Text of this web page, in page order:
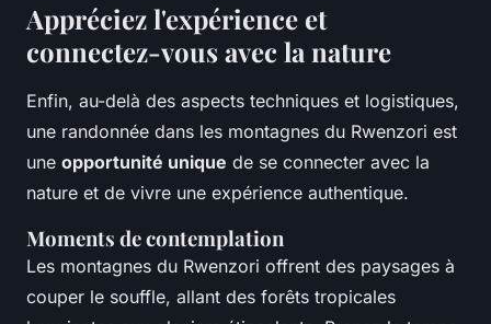
Appréciez l'expérience et
connectez-vous avec la nature
Enfin, au-delà des aspects techniques et logistiques,
une randonnée dans les montagnes du Rwenzori est
une opportunité unique de se connecter avec la
nature et de vivre une expérience authentique.
Moments de contemplation
Les montagnes du Rwenzori offrent des paysages à
couper le souffle, allant des forêts tropicales